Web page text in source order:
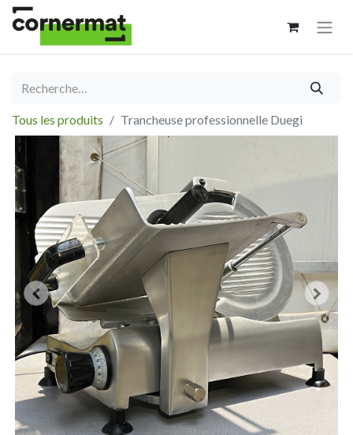
Tous les produits Trancheuse professionnelle Duegi